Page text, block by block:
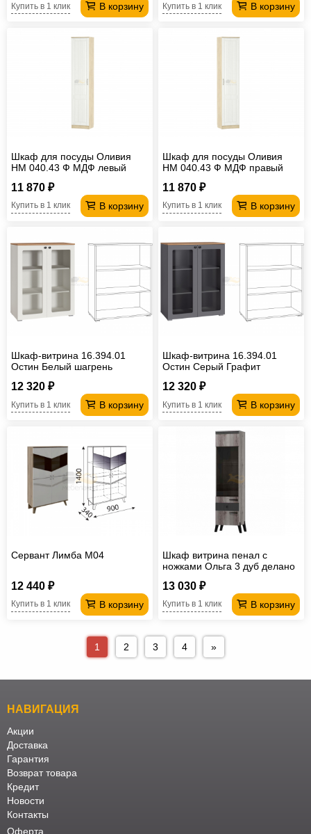
В корзину
Купить в 1 клик В корзину
Купить в 1 клик
Шкаф для посуды Оливия
НМ 040.43 Ф МДФ левый
11 870 ₽
В корзину
Купить в 1 клик
Шкаф для посуды Оливия
НМ 040.43 Ф МДФ правый
11 870 ₽
В корзину
Купить в 1 клик
Шкаф-витрина 16.394.01
Остин Белый шагрень
12 320 ₽
В корзину
Купить в 1 клик
Шкаф-витрина 16.394.01
Остин Серый Графит
12 320 ₽
В корзину
Купить в 1 клик
Сервант Лимба М04
12 440 ₽
В корзину
Купить в 1 клик
Шкаф витрина пенал с
ножками Ольга 3 дуб делано
13 030 ₽
В корзину
Купить в 1 клик
1 2 3 4 »
НАВИГАЦИЯ
Акции
Доставка
Гарантия
Возврат товара
Кредит
Новости
Контакты
Оферта